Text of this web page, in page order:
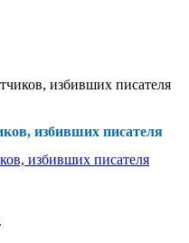
избивших писателя
избивших писателя